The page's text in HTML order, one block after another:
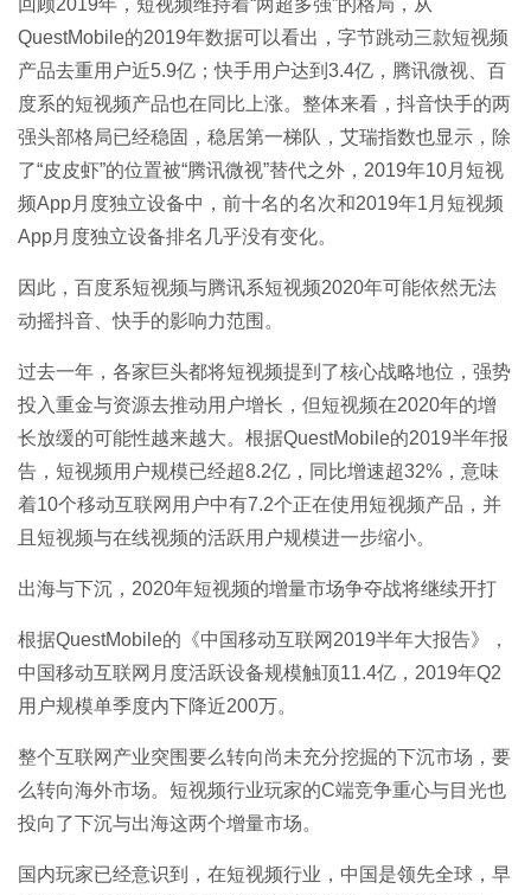
QuestMobile的2019年数据可以看出，字节跳动三款短视频
产品去重用户近5.9亿；快手用户达到3.4亿，腾讯微视、百
度系的短视频产品也在同比上涨。整体来看，抖音快手的两
强头部格局已经稳固，稳居第一梯队，艾瑞指数也显示，除
了“皮皮虾”的位置被“腾讯微视”替代之外，2019年10月短视
频App月度独立设备中，前十名的名次和2019年1月短视频
App月度独立设备排名几乎没有变化。
因此，百度系短视频与腾讯系短视频2020年可能依然无法
动摇抖音、快手的影响力范围。
过去一年，各家巨头都将短视频提到了核心战略地位，强势
投入重金与资源去推动用户增长，但短视频在2020年的增
长放缓的可能性越来越大。根据QuestMobile的2019半年报
告，短视频用户规模已经超8.2亿，同比增速超32%，意味
着10个移动互联网用户中有7.2个正在使用短视频产品，并
且短视频与在线视频的活跃用户规模进一步缩小。
出海与下沉，2020年短视频的增量市场争夺战将继续开打
根据QuestMobile的《中国移动互联网2019半年大报告》，
中国移动互联网月度活跃设备规模触顶11.4亿，2019年Q2
用户规模单季度内下降近200万。
整个互联网产业突围要么转向尚未充分挖掘的下沉市场，要
么转向海外市场。短视频行业玩家的C端竞争重心与目光也
投向了下沉与出海这两个增量市场。
国内玩家已经意识到，在短视频行业，中国是领先全球，早